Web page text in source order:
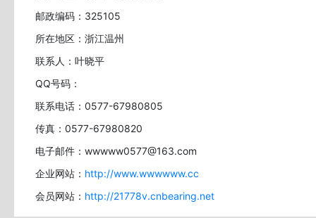
邮政编码：325105
所在地区：浙江温州
联系人：叶晓平
QQ号码：
联系电话：0577-67980805
传真：0577-67980820
电子邮件：wwwww0577@163.com
企业网站： http://www.wwwwww.cc
会员网站： http://21778v.cnbearing.net